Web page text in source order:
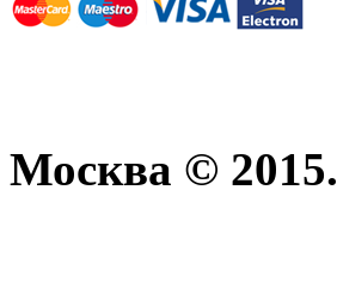
Москва © 2015.